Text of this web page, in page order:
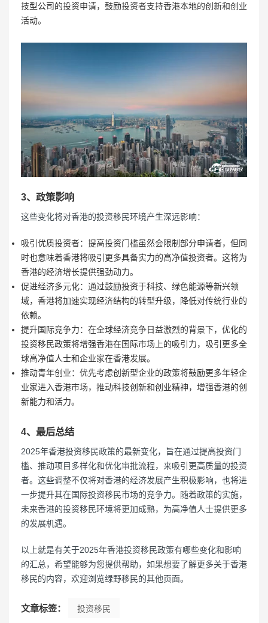
技型公司的投资申请，鼓励投资者支持香港本地的创新和创业
活动。
3、政策影响
这些变化将对香港的投资移民环境产生深远影响：
吸引优质投资者：提高投资门槛虽然会限制部分申请者，但同
时也意味着香港将吸引更多具备实力的高净值投资者。这将为
香港的经济增长提供强劲动力。
促进经济多元化：通过鼓励投资于科技、绿色能源等新兴领
域，香港将加速实现经济结构的转型升级，降低对传统行业的
依赖。
提升国际竞争力：在全球经济竞争日益激烈的背景下，优化的
投资移民政策将增强香港在国际市场上的吸引力，吸引更多全
球高净值人士和企业家在香港发展。
推动青年创业：优先考虑创新型企业的政策将鼓励更多年轻企
业家进入香港市场，推动科技创新和创业精神，增强香港的创
新能力和活力。
4、最后总结
2025年香港投资移民政策的最新变化，旨在通过提高投资门
槛、推动项目多样化和优化审批流程，来吸引更高质量的投资
者。这些调整不仅将对香港的经济发展产生积极影响，也将进
一步提升其在国际投资移民市场的竞争力。随着政策的实施，
未来香港的投资移民环境将更加成熟，为高净值人士提供更多
的发展机遇。
以上就是有关于2025年香港投资移民政策有哪些变化和影响
的汇总，希望能够为您提供帮助，如果想要了解更多关于香港
移民的内容，欢迎浏览绿野移民的其他页面。
文章标签： 投资移民